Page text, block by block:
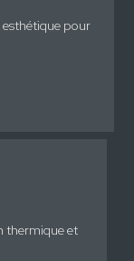
esthétique pour
thermique et